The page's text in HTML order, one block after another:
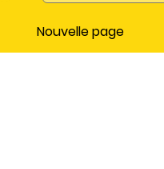
Nouvelle page